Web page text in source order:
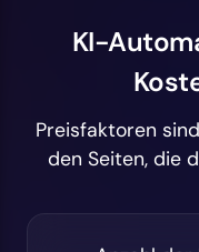
KI-
Preisfaktoren
den Seiten, die